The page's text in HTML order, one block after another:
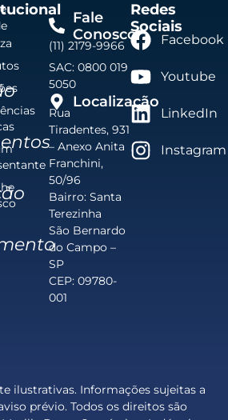
Localização
Rua
Tiradentes, 931
– Anexo Anita
Franchini,
50/96
Bairro: Santa
Terezinha
São Bernardo
do Campo –
SP
CEP: 09780-
001
Fale
Conosco
(11) 2179-9966
SAC: 0800 019
5050
Redes
Sociais
Facebook
Youtube
LinkedIn
Instagram
ilustrativas. Informações sujeitas a
prévio. Todos os direitos são